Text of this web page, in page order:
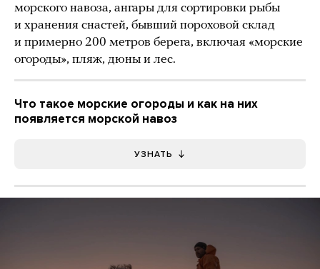
морского навоза, ангары для сортировки рыбы
и хранения снастей, бывший пороховой склад
и примерно 200 метров берега, включая «морские
огороды», пляж, дюны и лес.
Что такое морские огороды и как на них
появляется морской навоз
УЗНАТЬ